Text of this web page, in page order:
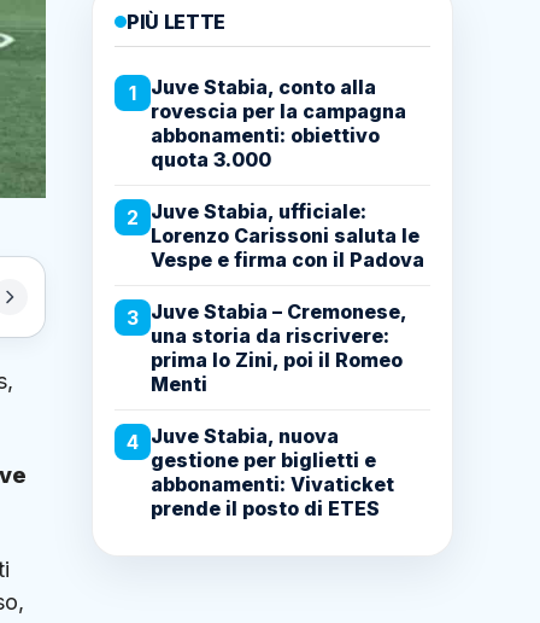
PIÙ LETTE
1
Juve Stabia, conto alla
rovescia per la campagna
abbonamenti: obiettivo
quota 3.000
2 Juve Stabia, ufficiale:
Lorenzo Carissoni saluta le
Vespe e firma con il Padova
3 Juve Stabia – Cremonese,
una storia da riscrivere:
prima lo Zini, poi il Romeo
Menti
4 Juve Stabia, nuova
gestione per biglietti e
abbonamenti: Vivaticket
prende il posto di ETES